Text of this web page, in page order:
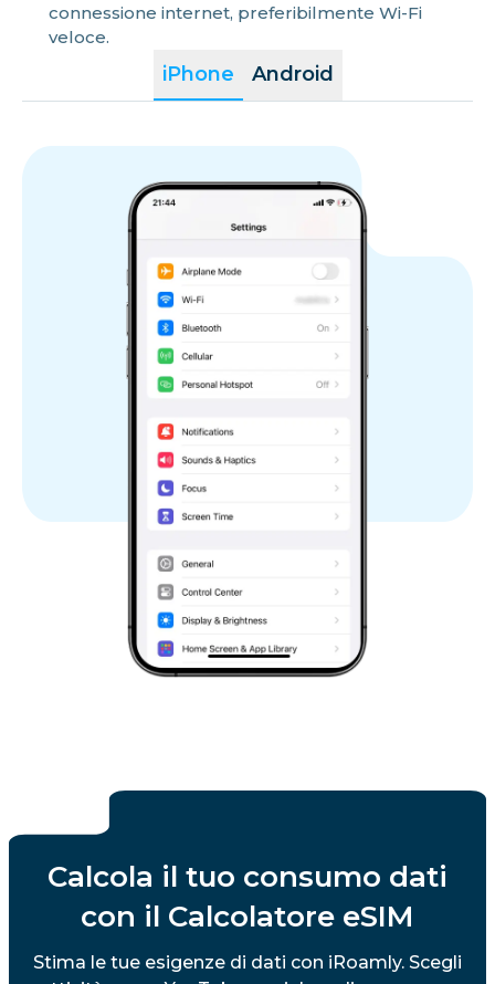
iPhone Android
connessione internet, preferibilmente Wi-Fi
veloce.
Calcola il tuo consumo dati
con il Calcolatore eSIM
Stima le tue esigenze di dati con iRoamly. Scegli